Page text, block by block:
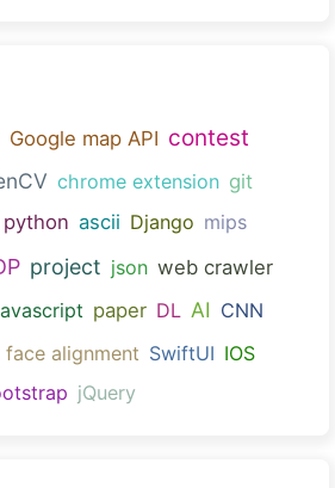
Google map API contest
chrome extension git
python ascii Django mips
project json web crawler
paper DL AI CNN
face alignment SwiftUI IOS
jQuery